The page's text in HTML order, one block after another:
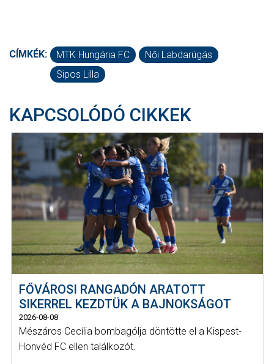
CÍMKÉK: MTK Hungária FC
Női Labdarúgás
Sipos Lilla
KAPCSOLÓDÓ CIKKEK
FŐVÁROSI RANGADÓN ARATOTT
SIKERREL KEZDTÜK A BAJNOKSÁGOT
2026-08-08
Mészáros Cecília bombagólja döntötte el a Kispest-
Honvéd FC ellen találkozót.